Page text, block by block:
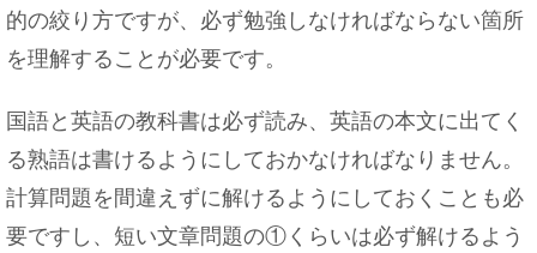
的の絞り方ですが、必ず勉強しなければならない箇所
を理解することが必要です。
国語と英語の教科書は必ず読み、英語の本文に出てく
る熟語は書けるようにしておかなければなりません。
計算問題を間違えずに解けるようにしておくことも必
要ですし、短い文章問題の①くらいは必ず解けるよう